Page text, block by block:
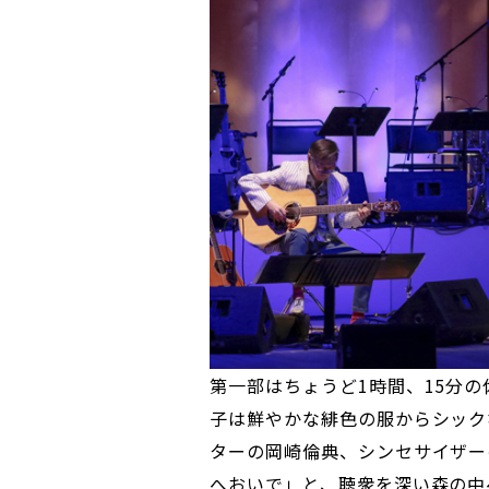
第一部はちょうど1時間、15分
子は鮮やかな緋色の服からシッ
ターの岡崎倫典、シンセサイザ
へおいで」と、聴衆を深い森の